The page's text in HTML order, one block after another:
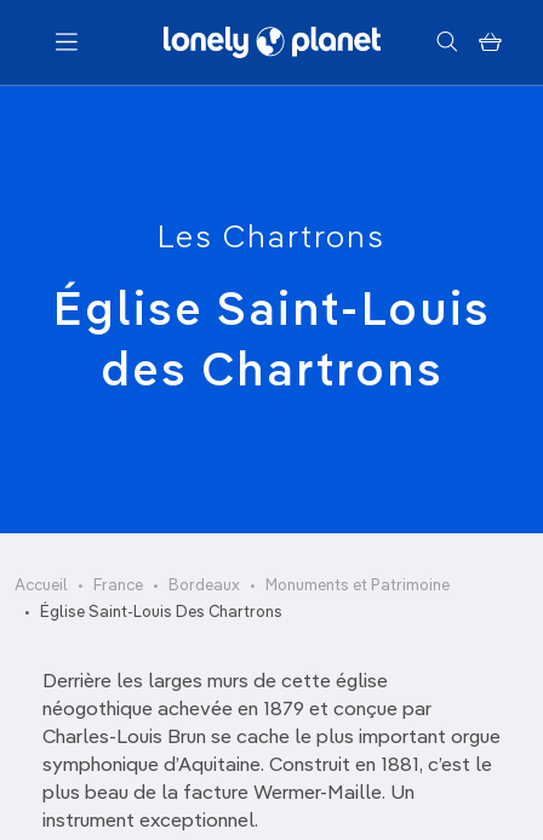
Menu
Les Chartrons
Église Saint-Louis
des Chartrons
Accueil France Bordeaux
Monuments et Patrimoine
Église Saint-Louis Des Chartrons
Derrière les larges murs de cette église
néogothique achevée en 1879 et conçue par
Charles-Louis Brun se cache le plus important orgue
symphonique d’Aquitaine. Construit en 1881, c’est le
plus beau de la facture Wermer-Maille. Un
instrument exceptionnel.